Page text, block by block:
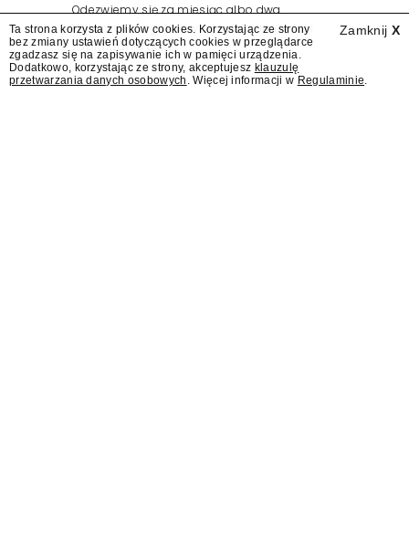
Odezwiemy się za miesiąc albo dwa.
Wydawcy programów są mistrzami sztuki
zapraszania gości.
Zamknij X
Ta strona korzysta z plików cookies. Korzystając ze strony
bez zmiany ustawień dotyczących cookies w przeglądarce
zgadzasz się na zapisywanie ich w pamięci urządzenia.
Dodatkowo, korzystając ze strony, akceptujesz klauzulę
przetwarzania danych osobowych . Więcej informacji w Regulaminie.